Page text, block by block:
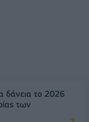
δάνεια το 2026
των